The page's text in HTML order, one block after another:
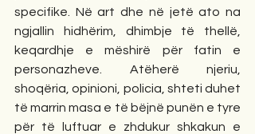
specifike. Në art dhe në jetë ato na
ngjallin hidhërim, dhimbje të thellë,
keqardhje e mëshirë për fatin e
personazheve. Atëherë njeriu,
shoqëria, opinioni, policia, shteti duhet
të marrin masa e të bëjnë punën e tyre
për të luftuar e zhdukur shkakun e